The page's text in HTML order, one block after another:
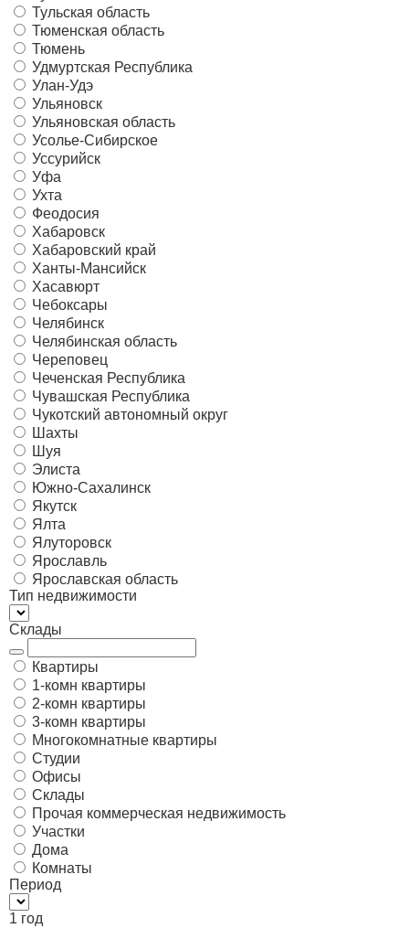
Тульская область
Тюменская область
Тюмень
Удмуртская Республика
Улан-Удэ
Ульяновск
Ульяновская область
Усолье-Сибирское
Уссурийск
Уфа
Ухта
Феодосия
Хабаровск
Хабаровский край
Ханты-Мансийск
Хасавюрт
Чебоксары
Челябинск
Челябинская область
Череповец
Чеченская Республика
Чувашская Республика
Чукотский автономный округ
Шахты
Шуя
Элиста
Южно-Сахалинск
Якутск
Ялта
Ялуторовск
Ярославль
Ярославская область
Тип недвижимости
Склады
Квартиры
1-комн квартиры
2-комн квартиры
3-комн квартиры
Многокомнатные квартиры
Студии
Офисы
Склады
Прочая коммерческая недвижимость
Участки
Дома
Комнаты
Период
1 год